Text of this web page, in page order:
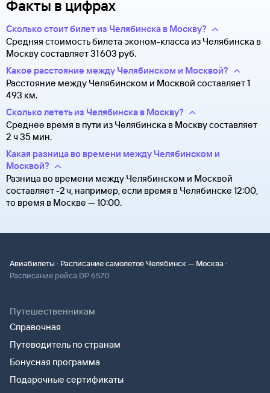
Факты в цифрах
Сколько стоит билет из Челябинска в Москву?
Средняя стоимость билета эконом-класса из Челябинска в
Москву составляет 31 ⁠603 руб.
Какое расстояние между Челябинском и Москвой?
Расстояние между Челябинском и Москвой составляет 1
493 км.
Сколько лететь из Челябинска в Москву?
Среднее время в пути из Челябинска в Москву составляет
2 ч 35 мин.
Какая разница во времени между Челябинском и
Москвой?
Разница во времени между Челябинском и Москвой
составляет -2 ч, например, если время в Челябинске 12:00,
то время в Москве — 10:00.
Авиабилеты · Расписание самолетов Челябинск — Москва ·
Расписание рейса DP 6570
Путешественникам
Справочная
Путеводитель по странам
Бонусная программа
Подарочные сертификаты